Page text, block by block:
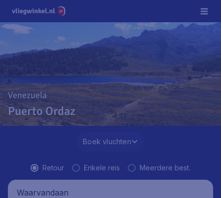
Venezuela
Puerto Ordaz
Boek vluchten
Retour Enkele reis Meerdere best.
Waarvandaan